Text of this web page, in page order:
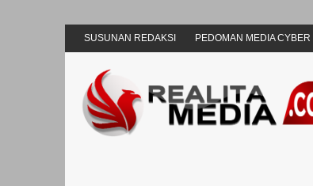
SUSUNAN REDAKSI PEDOMAN MEDIA CYBER